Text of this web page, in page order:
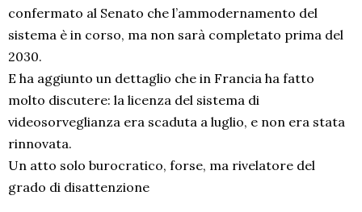
confermato al Senato che l’ammodernamento del
sistema è in corso, ma non sarà completato prima del
2030.
E ha aggiunto un dettaglio che in Francia ha fatto
molto discutere: la licenza del sistema di
videosorveglianza era scaduta a luglio, e non era stata
rinnovata.
Un atto solo burocratico, forse, ma rivelatore del
grado di disattenzione